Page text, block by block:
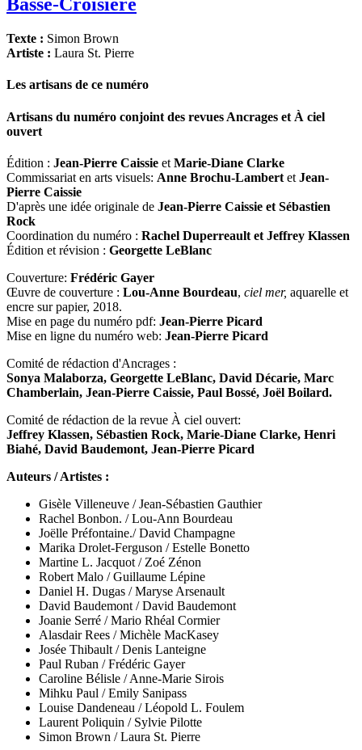
Texte : Simon Brown
Artiste : Laura St. Pierre
Les artisans de ce numéro
Artisans du numéro conjoint des revues Ancrages et À ciel
ouvert
Édition : Jean-Pierre Caissie et Marie-Diane Clarke
Commissariat en arts visuels: Anne Brochu-Lambert et Jean-
Pierre Caissie
D'après une idée originale de Jean-Pierre Caissie et Sébastien
Rock
Coordination du numéro : Rachel Duperreault et Jeffrey Klassen
Édition et révision : Georgette LeBlanc
Couverture: Frédéric Gayer
Œuvre de couverture : Lou-Anne Bourdeau, ciel mer, aquarelle et
encre sur papier, 2018.
Mise en page du numéro pdf: Jean-Pierre Picard
Mise en ligne du numéro web: Jean-Pierre Picard
Comité de rédaction d'Ancrages :
Sonya Malaborza, Georgette LeBlanc, David Décarie, Marc
Chamberlain, Jean-Pierre Caissie, Paul Bossé, Joël Boilard.
Comité de rédaction de la revue À ciel ouvert:
Jeffrey Klassen, Sébastien Rock, Marie-Diane Clarke, Henri
Biahé, David Baudemont, Jean-Pierre Picard
Auteurs / Artistes :
Gisèle Villeneuve / Jean-Sébastien Gauthier
Rachel Bonbon. / Lou-Ann Bourdeau
Joëlle Préfontaine./ David Champagne
Marika Drolet-Ferguson / Estelle Bonetto
Martine L. Jacquot / Zoé Zénon
Robert Malo / Guillaume Lépine
Daniel H. Dugas / Maryse Arsenault
David Baudemont / David Baudemont
Joanie Serré / Mario Rhéal Cormier
Alasdair Rees /Michèle MacKasey
Josée Thibault / Denis Lanteigne
Paul Ruban / Frédéric Gayer
Caroline Bélisle / Anne-Marie Sirois
Mihku Paul / Emily Sanipass
Louise Dandeneau /Léopold L. Foulem
Laurent Poliquin / Sylvie Pilotte
Simon Brown / Laura St. Pierre